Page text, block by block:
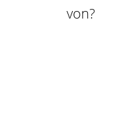
von?